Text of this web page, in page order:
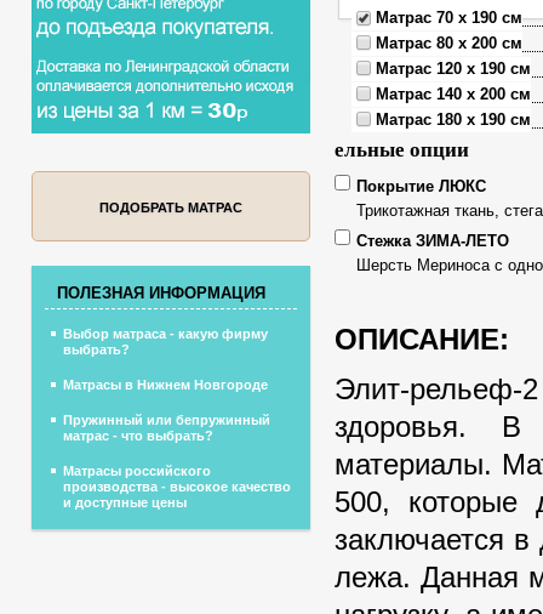
Матрас 70 x 190 см
Матрас 80 x 200 см
Матрас 120 x 190 см
Матрас 140 x 200 см
Матрас 180 x 190 см
ельные опции
Покрытие ЛЮКС
Трикотажная ткань,
Стежка ЗИМА-ЛЕТО
Шерсть Мериноса с
ОПИСАНИЕ:
Элит-рельеф-
здоровья. В
материалы.
500, которые
заключается
лежа. Данная
ПОДОБРАТЬ МАТРАС
ПОЛЕЗНАЯ ИНФОРМАЦИЯ
Выбор матраса - какую фирму
выбрать?
Матрасы в Нижнем Новгороде
Пружинный или бепружинный
матрас - что выбрать?
Матрасы российского
производства - высокое качество
и доступные цены